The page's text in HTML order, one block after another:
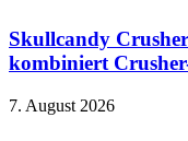
Skullcandy
kombiniert
7. August 2026